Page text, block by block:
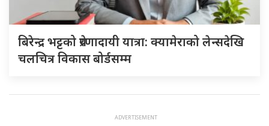
बिरेन्द्र भट्टको प्रेरणादायी यात्रा: क्यामेराको लेन्सदेखि
चलचित्र विकास बोर्डसम्म